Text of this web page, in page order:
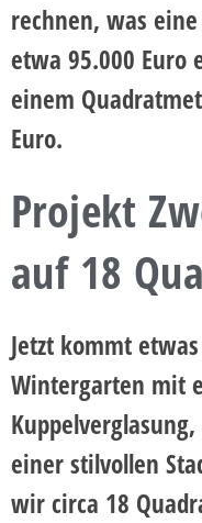
rechnen, was
etwa 95.000 Euro
einem
Euro.
Projekt
auf 18
Jetzt kommt
Wintergarten mit
einer stilvollen
wir circa 18